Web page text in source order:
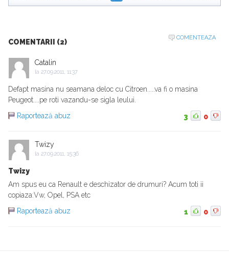
COMENTARII (2)
COMENTEAZA
Catalin
la 27.09.2011, 11:37
Defapt masina nu seamana deloc cu Citroen.....va fi o masina
Peugeot....pe roti vazandu-se sigla leului.
Raportează abuz
3 0
Twizy
la 27.09.2011, 15:36
Twizy
Am spus eu ca Renault e deschizator de drumuri? Acum toti ii
copiaza:Vw, Opel, PSA etc
Raportează abuz
1 0